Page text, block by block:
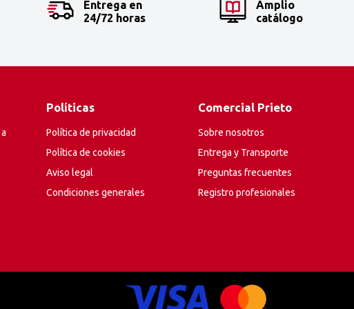
Entrega en
24/72 horas
Amplio
catálogo
Políticas
Política de privacidad
Política de cookies
Aviso legal
Condiciones generales
Comercial Prieto
Sobre nosotros
Entrega y Transporte
Preguntas frecuentes
Registro profesionales